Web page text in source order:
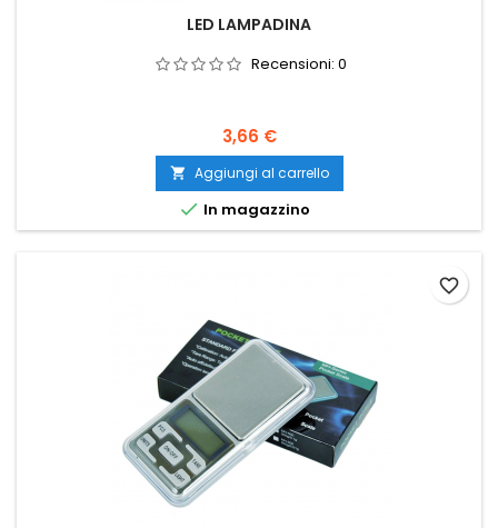
LED LAMPADINA
Recensioni: 0
Prezzo
3,66 €
 Aggiungi al carrello
 In magazzino
favorite_border